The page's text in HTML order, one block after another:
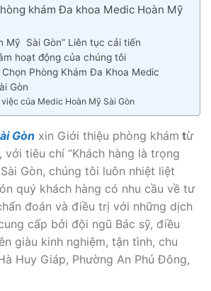
khám Đa khoa Medic Hoàn Mỹ
Mỹ Sài Gòn” Liên tục cải tiến
hoạt động của chúng tôi
Chọn Phòng Khám Đa Khoa Medic
Gòn
của Medic Hoàn Mỹ Sài Gòn
Gòn xin Giới thiệu phòng khám từ
với tiêu chí “Khách hàng là trọng
Gòn, chúng tôi luôn nhiệt liệt
quý khách hàng có nhu cầu về tư
đoán và điều trị với những dịch
cấp bởi đội ngũ Bác sỹ, điều
giàu kinh nghiệm, tận tình, chu
Huy Giáp, Phường An Phú Đông,